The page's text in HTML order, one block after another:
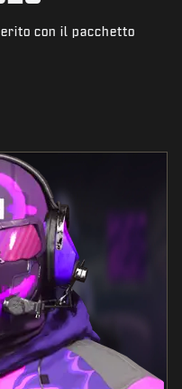
con il pacchetto